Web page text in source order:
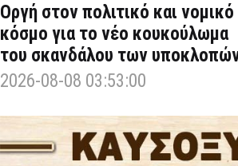
Οργή στον πολιτικό και νομικό
κόσμο για το νέο κουκούλωμα
του σκανδάλου των
2026-08-08 03:53:00